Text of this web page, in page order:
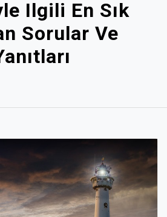
Ilgili En Sık
Sorular Ve